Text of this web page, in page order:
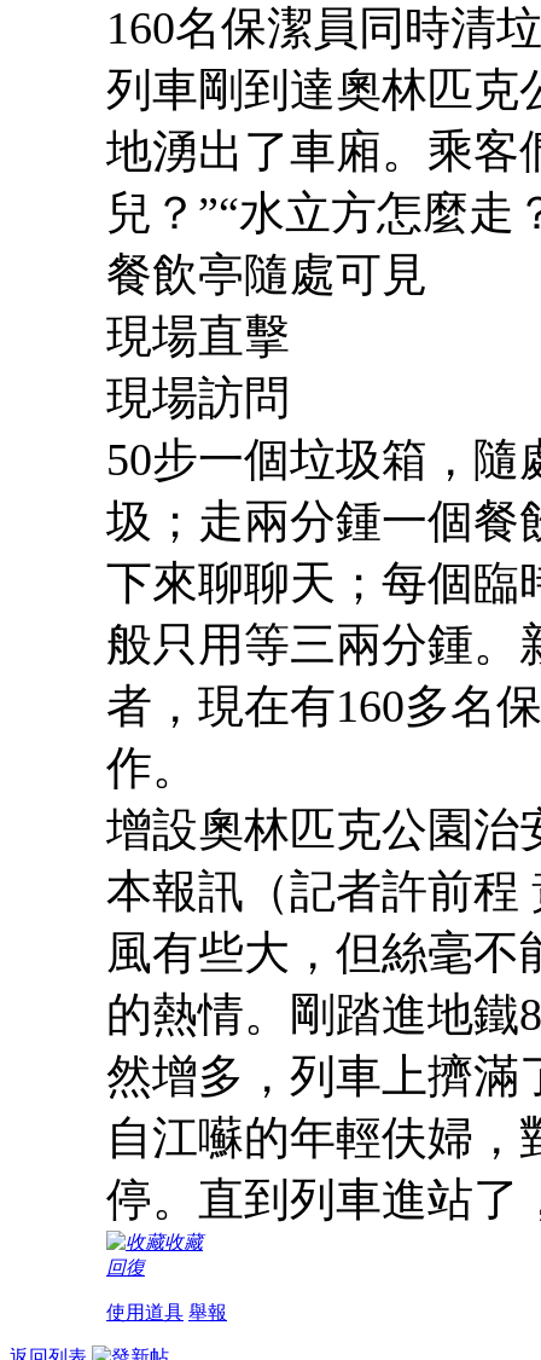
160名保潔員同時清
列車剛到達奧林匹克
地湧出了車廂。乘客
兒？”“水立方怎麼走
餐飲亭隨處可見
現場直擊
現場訪問
50步一個垃圾箱，
圾；走兩分鍾一個餐
下來聊聊天；每個臨
般只用等三兩分鍾。
者，現在有160多名
作。
增設奧林匹克公園治
本報訊（記者許前程
風有些大，但絲毫
的熱情。剛踏進地鐵
然增多，列車上擠滿
自江囌的年輕伕婦
停。直到列車進站了
收藏
回復
使用道具 舉報